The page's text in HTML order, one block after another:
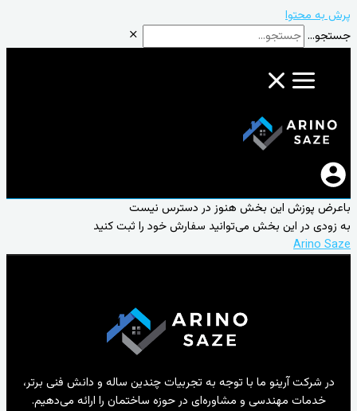
پرش به محتوا
جستجو...
باعرض پوزش این بخش هنوز در دسترس نیست
به زودی در این بخش می‌توانید سفارش خود را ثبت کنید
Arino Saze
در شرکت آرینو ما با توجه به تجربیات چندین ساله و دانش فنی برتر،
خدمات مهندسی و مشاوره‌ای در حوزه ساختمان را ارائه می‌دهیم.